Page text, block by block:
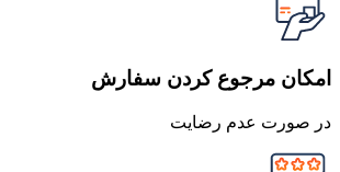
امکان مرجوع کردن سفارش
در صورت عدم رضایت